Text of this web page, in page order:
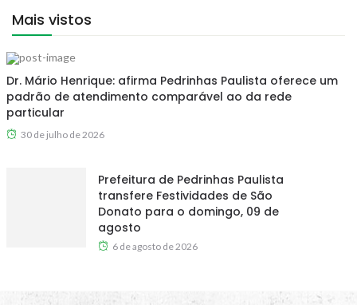
Mais vistos
Dr. Mário Henrique: afirma Pedrinhas Paulista oferece um
padrão de atendimento comparável ao da rede
particular
30 de julho de 2026
Prefeitura de Pedrinhas Paulista
transfere Festividades de São
Donato para o domingo, 09 de
agosto
6 de agosto de 2026